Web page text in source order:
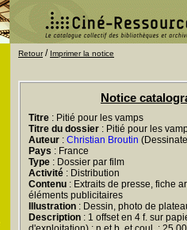
Retour/ Imprimer la notice
Notice
Titre : Pitié pour les vamps
Titre du dossier : Pitié pour les
Auteur : Christian Broutin
Pays : France
Type : Dossier par film
Activité : Distribution
Contenu : Extraits de presse, fiche
éléments publicitaires
Illustration : Dessin, photo de
Description : 1 offset en 4 f. sur